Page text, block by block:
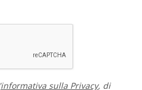
informativa sulla Privacy, di